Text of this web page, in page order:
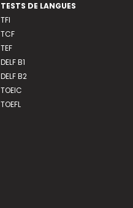
TESTS DE LANGUES
TFI
TCF
TEF
DELF B1
DELF B2
TOEIC
TOEFL